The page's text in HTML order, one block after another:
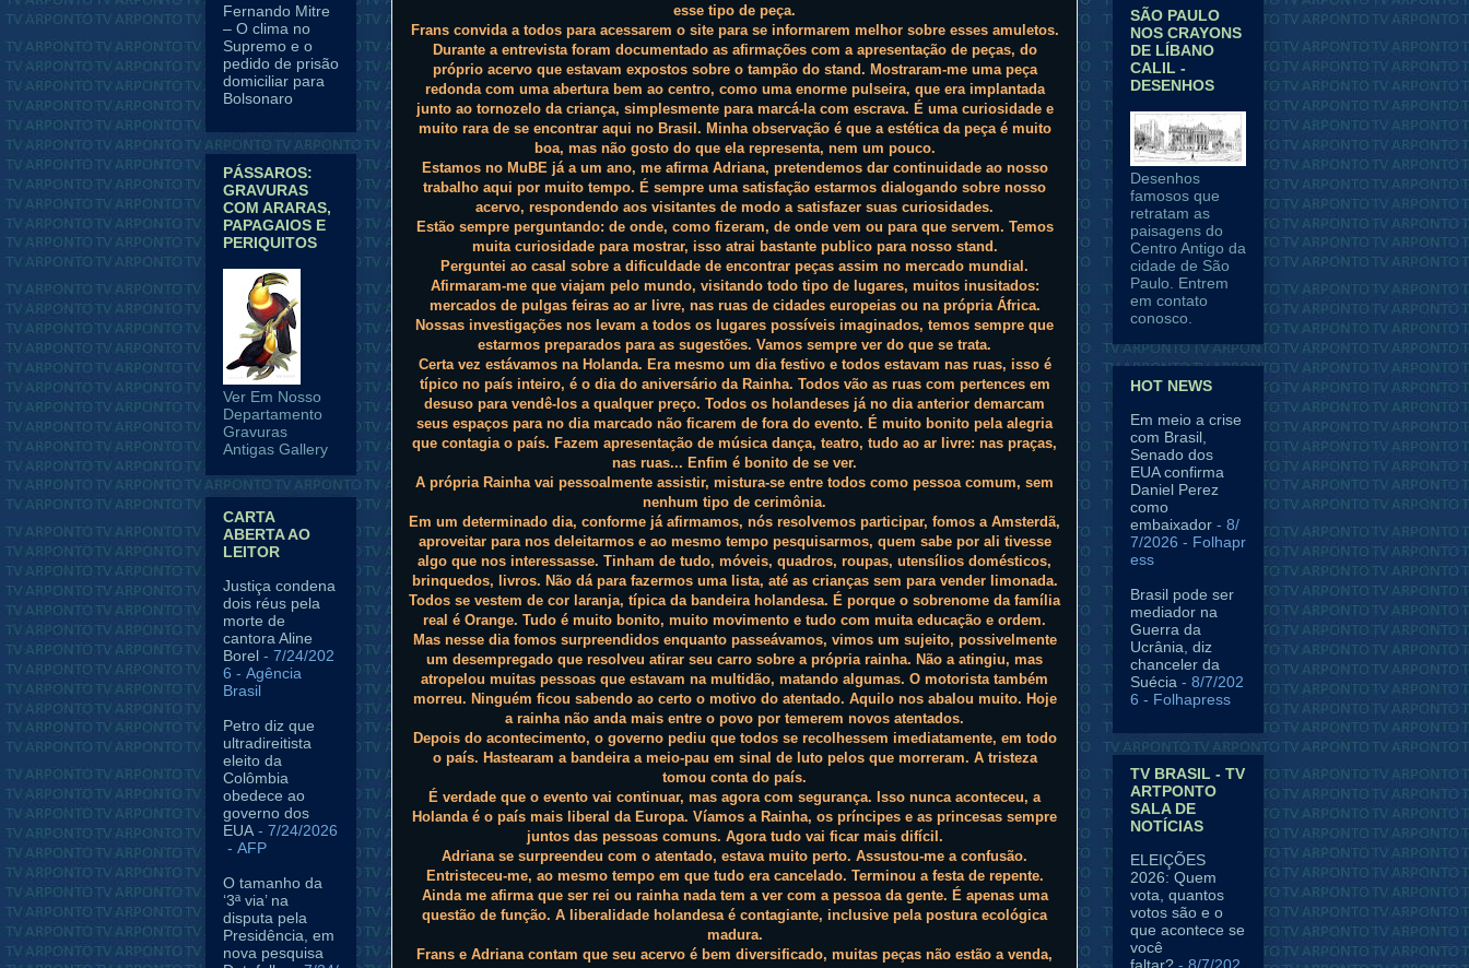
esse tipo de peça.
Frans convida a todos para acessarem o site para se informarem melhor sobre esses amuletos.
Durante a entrevista foram documentado as afirmações com a apresentação de peças, do
próprio acervo que estavam expostos sobre o tampão do stand. Mostraram-me uma peça
redonda com uma abertura bem ao centro, como uma enorme pulseira, que era implantada
junto ao tornozelo da criança, simplesmente para marcá-la com escrava. É uma curiosidade e
muito rara de se encontrar aqui no Brasil. Minha observação é que a estética da peça é muito
boa, mas não gosto do que ela representa, nem um pouco.
Estamos no MuBE já a um ano, me afirma Adriana, pretendemos dar continuidade ao nosso
trabalho aqui por muito tempo. É sempre uma satisfação estarmos dialogando sobre nosso
acervo, respondendo aos visitantes de modo a satisfazer suas curiosidades.
Estão sempre perguntando: de onde, como fizeram, de onde vem ou para que servem. Temos
muita curiosidade para mostrar, isso atrai bastante publico para nosso stand.
Perguntei ao casal sobre a dificuldade de encontrar peças assim no mercado mundial.
Afirmaram-me que viajam pelo mundo, visitando todo tipo de lugares, muitos inusitados:
mercados de pulgas feiras ao ar livre, nas ruas de cidades europeias ou na própria África.
Nossas investigações nos levam a todos os lugares possíveis imaginados, temos sempre que
estarmos preparados para as sugestões. Vamos sempre ver do que se trata.
Certa vez estávamos na Holanda. Era mesmo um dia festivo e todos estavam nas ruas, isso é
típico no país inteiro, é o dia do aniversário da Rainha. Todos vão as ruas com pertences em
desuso para vendê-los a qualquer preço. Todos os holandeses já no dia anterior demarcam
seus espaços para no dia marcado não ficarem de fora do evento. É muito bonito pela alegria
que contagia o país. Fazem apresentação de música dança, teatro, tudo ao ar livre: nas praças,
nas ruas... Enfim é bonito de se ver.
A própria Rainha vai pessoalmente assistir, mistura-se entre todos como pessoa comum, sem
nenhum tipo de cerimônia.
Em um determinado dia, conforme já afirmamos, nós resolvemos participar, fomos a Amsterdã,
aproveitar para nos deleitarmos e ao mesmo tempo pesquisarmos, quem sabe por ali tivesse
algo que nos interessasse. Tinham de tudo, móveis, quadros, roupas, utensílios domésticos,
brinquedos, livros. Não dá para fazermos uma lista, até as crianças sem para vender limonada.
Todos se vestem de cor laranja, típica da bandeira holandesa. É porque o sobrenome da família
real é Orange. Tudo é muito bonito, muito movimento e tudo com muita educação e ordem.
Mas nesse dia fomos surpreendidos enquanto passeávamos, vimos um sujeito, possivelmente
um desempregado que resolveu atirar seu carro sobre a própria rainha. Não a atingiu, mas
atropelou muitas pessoas que estavam na multidão, matando algumas. O motorista também
morreu. Ninguém ficou sabendo ao certo o motivo do atentado. Aquilo nos abalou muito. Hoje
a rainha não anda mais entre o povo por temerem novos atentados.
Depois do acontecimento, o governo pediu que todos se recolhessem imediatamente, em todo
o país. Hastearam a bandeira a meio-pau em sinal de luto pelos que morreram. A tristeza
tomou conta do país.
É verdade que o evento vai continuar, mas agora com segurança. Isso nunca aconteceu, a
Holanda é o país mais liberal da Europa. Víamos a Rainha, os príncipes e as princesas sempre
juntos das pessoas comuns. Agora tudo vai ficar mais difícil.
Adriana se surpreendeu com o atentado, estava muito perto. Assustou-me a confusão.
Entristeceu-me, ao mesmo tempo em que tudo era cancelado. Terminou a festa de repente.
Ainda me afirma que ser rei ou rainha nada tem a ver com a pessoa da gente. É apenas uma
questão de função. A liberalidade holandesa é contagiante, inclusive pela postura ecológica
madura.
Frans e Adriana contam que seu acervo é bem diversificado, muitas peças não estão a venda,
Fernando Mitre
– O clima no
Supremo e o
pedido de prisão
domiciliar para
Bolsonaro
PÁSSAROS:
GRAVURAS
COM ARARAS,
PAPAGAIOS E
PERIQUITOS
Ver Em Nosso
Departamento
Gravuras
Antigas Gallery
CARTA
ABERTA AO
LEITOR
Justiça condena
dois réus pela
morte de
cantora Aline
Borel - 7/24/202
6 - Agência
Brasil
Petro diz que
ultradireitista
eleito da
Colômbia
obedece ao
governo dos
EUA - 7/24/2026
- AFP
O tamanho da
‘3ª via’ na
disputa pela
Presidência, em
nova pesquisa
SÃO PAULO
NOS CRAYONS
DE LÍBANO
CALIL -
DESENHOS
Desenhos
famosos que
retratam as
paisagens do
Centro Antigo da
cidade de São
Paulo. Entrem
em contato
conosco.
HOT NEWS
Em meio a crise
com Brasil,
Senado dos
EUA confirma
Daniel Perez
como
embaixador - 8/
7/2026 - Folhapr
ess
Brasil pode ser
mediador na
Guerra da
Ucrânia, diz
chanceler da
Suécia - 8/7/202
6 - Folhapress
TV BRASIL - TV
ARTPONTO
SALA DE
NOTÍCIAS
ELEIÇÕES
2026: Quem
vota, quantos
votos são e o
que acontece se
você